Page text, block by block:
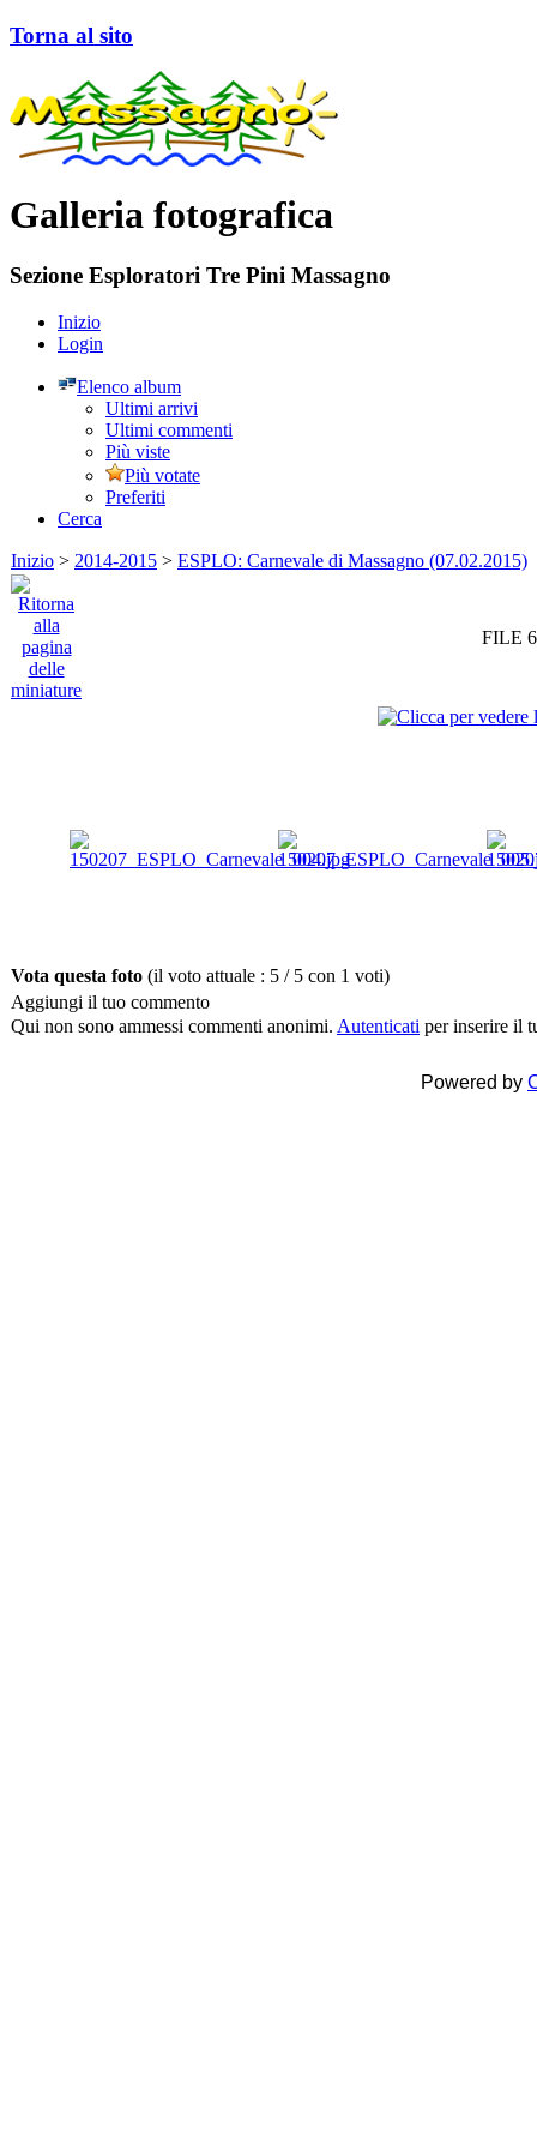
Torna al sito
Galleria fotografica
Sezione Esploratori Tre Pini Massagno
Inizio
Login
Elenco album
Ultimi arrivi
Ultimi commenti
Più viste
Più votate
Preferiti
Cerca
Inizio > 2014-2015 > ESPLO: Carnevale di Massagno (07.02.2015)
FILE
Vota questa foto (il voto attuale : 5 / 5 con 1 voti)
Aggiungi il tuo commento
Qui non sono ammessi commenti anonimi. Autenticati per inserire il
Powered by